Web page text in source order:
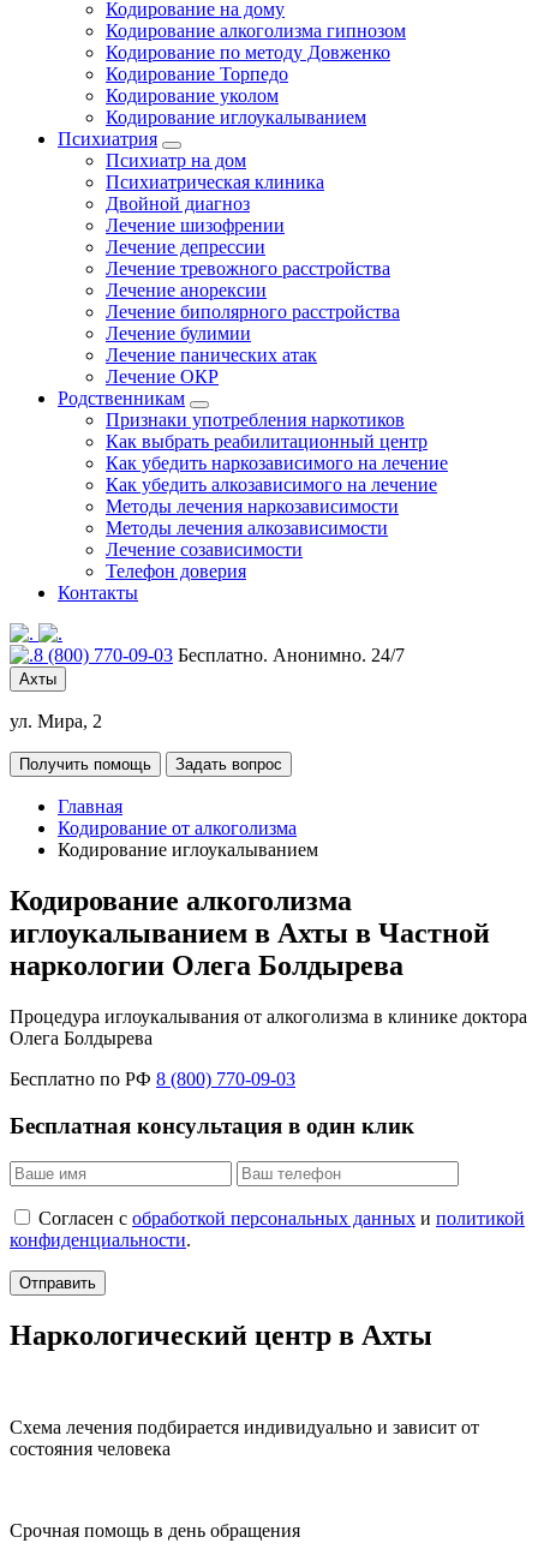
Кодирование на дому
Кодирование алкоголизма гипнозом
Кодирование по методу Довженко
Кодирование Торпедо
Кодирование уколом
Кодирование иглоукалыванием
Психиатрия
Психиатр на дом
Психиатрическая клиника
Двойной диагноз
Лечение шизофрении
Лечение депрессии
Лечение тревожного расстройства
Лечение анорексии
Лечение биполярного расстройства
Лечение булимии
Лечение панических атак
Лечение ОКР
Родственникам
Признаки употребления наркотиков
Как выбрать реабилитационный центр
Как убедить наркозависимого на лечение
Как убедить алкозависимого на лечение
Методы лечения наркозависимости
Методы лечения алкозависимости
Лечение созависимости
Телефон доверия
Контакты
8 (800) 770-09-03 Бесплатно. Анонимно. 24/7
Ахты
ул. Мира, 2
Получить помощь Задать вопрос
Главная
Кодирование от алкоголизма
Кодирование иглоукалыванием
Кодирование алкоголизма
иглоукалыванием в Ахты в Частной
наркологии Олега Болдырева
Процедура иглоукалывания от алкоголизма в клинике доктора
Олега Болдырева
Бесплатно по РФ 8 (800) 770-09-03
Бесплатная консультация в один клик
Согласен с обработкой персональных данных и политикой
конфиденциальности.
Отправить
Наркологический центр в Ахты
Схема лечения подбирается индивидуально и зависит от
состояния человека
Срочная помощь в день обращения